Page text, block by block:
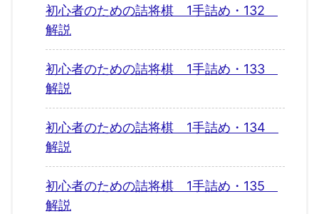
初心者のための詰将棋 1手詰め・132
解説
初心者のための詰将棋 1手詰め・133
解説
初心者のための詰将棋 1手詰め・134
解説
初心者のための詰将棋 1手詰め・135
解説